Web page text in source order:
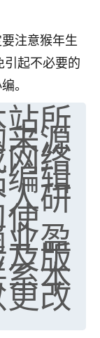
注意猴年生
起不必要的
。
所
源
络
辑
研
盈
版
本
改